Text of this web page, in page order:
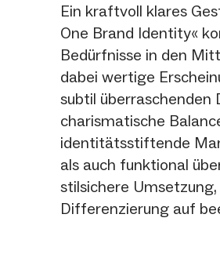
Ein kraftvoll klares
One Brand Identity«
Bedürfnisse in den
dabei wertige
subtil überraschenden
charismatische
identitätsstiftende
als auch funktional
stilsichere
Differenzierung auf